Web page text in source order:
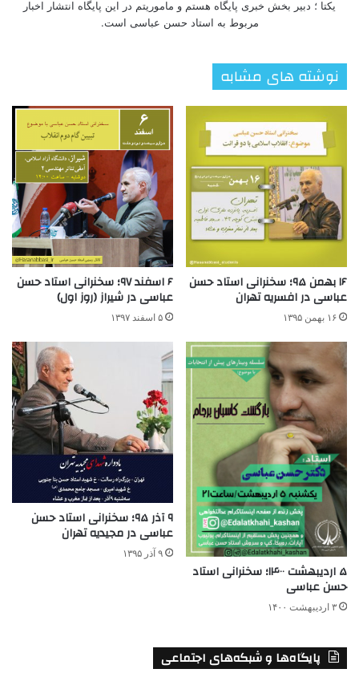
یکتا ؛ دبیر بخش خبری پایگاه هستم و ماموریتم در این پایگاه انتشار اخبار
مربوط به استاد حسن عباسی است.
نوشته های مشابه
۱۶ بهمن ۹۵؛ سخنرانی استاد حسن
عباسی در افسریه تهران
۱۶ بهمن ۱۳۹۵
۶ اسفند ۹۷؛ سخنرانی استاد حسن
عباسی در شیراز (روز اول)
۵ اسفند ۱۳۹۷
۵ اردیبهشت ۱۴۰۰؛ سخنرانی استاد
حسن عباسی
۳ اردیبهشت ۱۴۰۰
۹ آذر ۹۵؛ سخنرانی استاد حسن
عباسی در مجیدیه تهران
۹ آذر ۱۳۹۵
پایگاه‌ها و شبکه‌های اجتماعی